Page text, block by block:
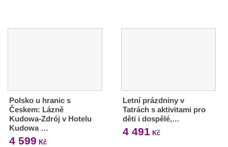
Polsko u hranic s
Českem: Lázně
Kudowa-Zdrój v Hotelu
Kudowa …
4 599 Kč
Letní prázdniny v
Tatrách s aktivitami pro
děti i dospělé,…
4 491 Kč